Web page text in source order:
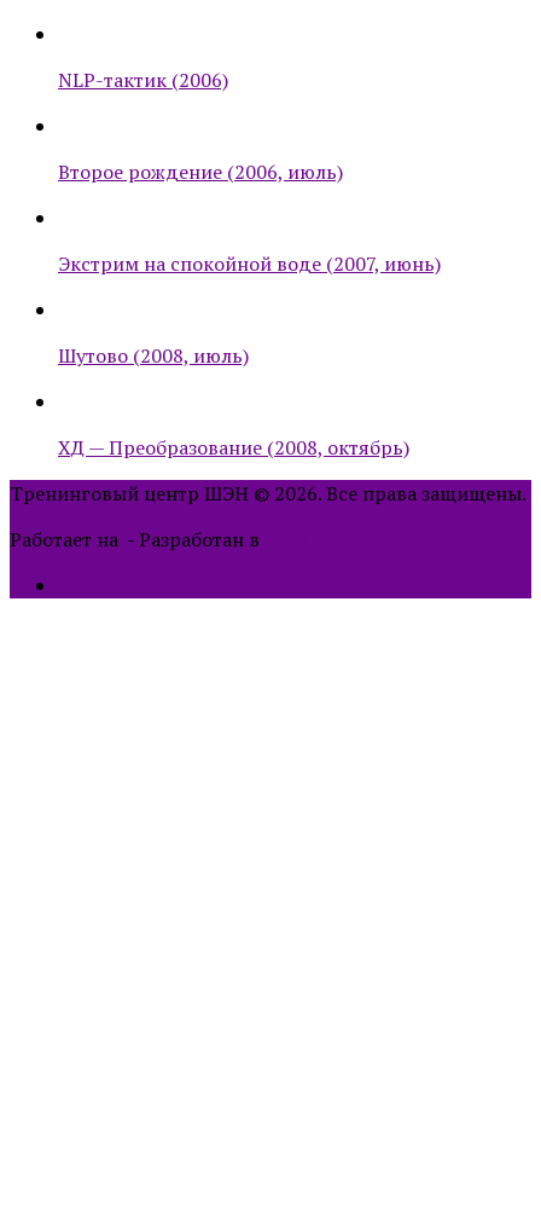
NLP-тактик (2006)
Второе рождение (2006, июль)
Экстрим на спокойной воде (2007, июнь)
Шутово (2008, июль)
ХД — Преобразование (2008, октябрь)
Тренинговый центр ШЭН © 2026. Все права защищены.
Работает на - Разработан в